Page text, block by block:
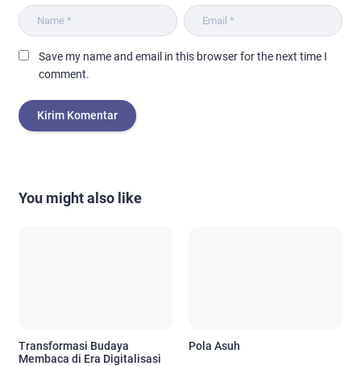
Save my name and email in this browser for the next time I
comment.
You might also like
Transformasi Budaya
Membaca di Era Digitalisasi
Pola Asuh